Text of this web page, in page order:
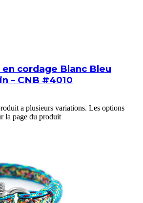
cordage Blanc Bleu
– CNB #4010
a plusieurs variations. Les options
la page du produit